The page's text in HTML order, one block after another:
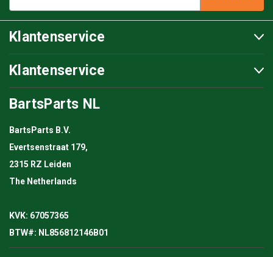
Klantenservice
Klantenservice
BartsParts NL
BartsParts B.V.
Evertsenstraat 179,
2315 RZ Leiden
The Netherlands
KVK: 67057365
BTW#: NL856812146B01